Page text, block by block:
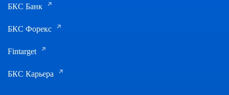
БКС Банк
БКС Форекс
Fintarget
БКС Карьера